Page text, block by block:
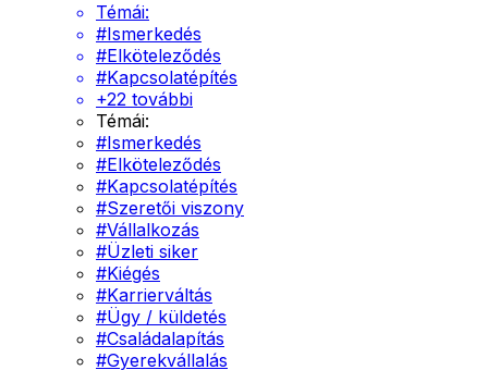
Témái:
#Ismerkedés
#Elköteleződés
#Kapcsolatépítés
+22 további
Témái:
#Ismerkedés
#Elköteleződés
#Kapcsolatépítés
#Szeretői viszony
#Vállalkozás
#Üzleti siker
#Kiégés
#Karrierváltás
#Ügy / küldetés
#Családalapítás
#Gyerekvállalás